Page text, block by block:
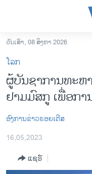
ເຂົ້າ
ຫາ
ຂ້າມ
ຂ້າມ
ຂ້າມ
ຫາ
ຊອກ
ຄົ້ນ
ລາວ
ອາເມຣິກາ
ການເລືອກຕັ້ງ ປະທານາທີ
ຂ່າວ​ຈີນ
ໂລກ
ເອເຊຍ
ວັນເສົາ, 08 ສິງຫາ 2026
ໂລກ
ຜູ້ບັນຊາການທະຫ
ຢາມມົສກູ ເພື່ອກາ
ອົງການຂ່າວຣອຍເຕີສ
16,05,2023
ແຊຣ໌